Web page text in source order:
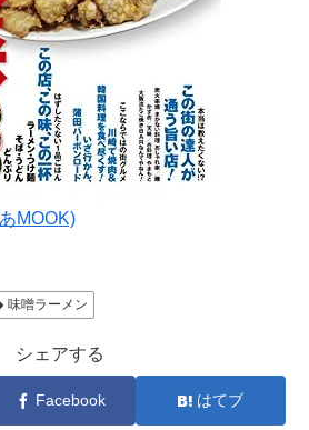
MOOK)
味噌ラーメン
シェアする
Facebook はてブ